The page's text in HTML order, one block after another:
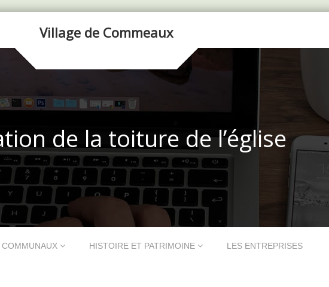
Village de Commeaux
de la toiture de l’église
COMMUNAUX HISTOIRE ET PATRIMOINE LES ENTREPRISES